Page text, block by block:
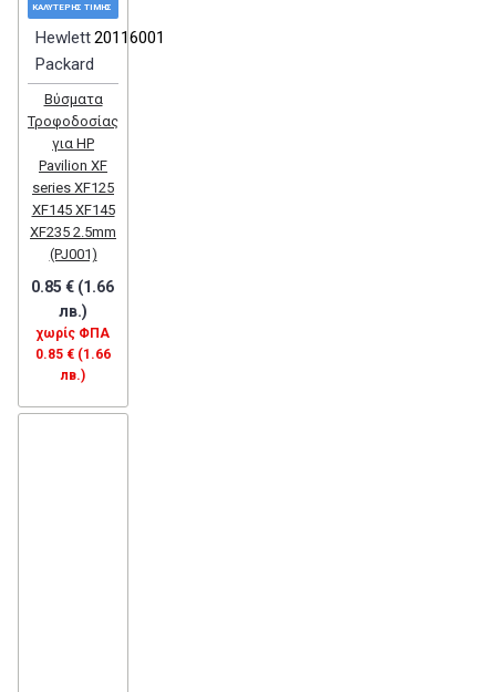
ΚΑΛΎΤΕΡΗΣ ΤΙΜΉΣ
Hewlett
Packard
20116001
Βύσματα
Τροφοδοσίας
για HP
Pavilion XF
series XF125
XF145 XF145
XF235 2.5mm
(PJ001)
0.85 € (1.66
лв.)
χωρίς ΦΠΑ
0.85 € (1.66
лв.)